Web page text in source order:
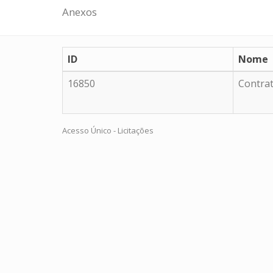
Anexos
ID Nome
16850
Acesso Único - Licitações